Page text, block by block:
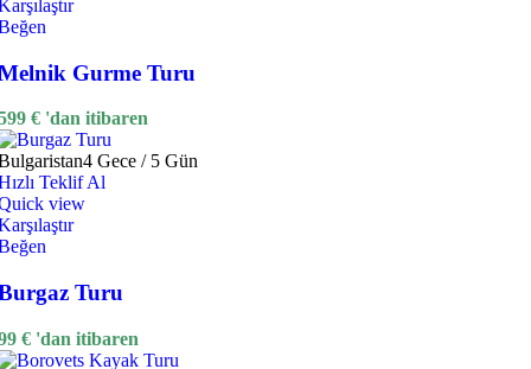
Gurme Turu
€ 'dan itibaren
4 Gece / 5 Gün
Teklif Al
view
Turu
€ 'dan itibaren